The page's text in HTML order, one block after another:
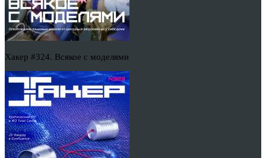
Хакер #324. Всякое с моделями